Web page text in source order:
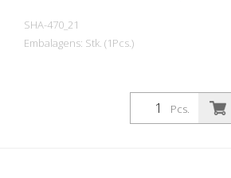
SHA-470_21
Embalagens: Stk. (1Pcs.)
Pcs.